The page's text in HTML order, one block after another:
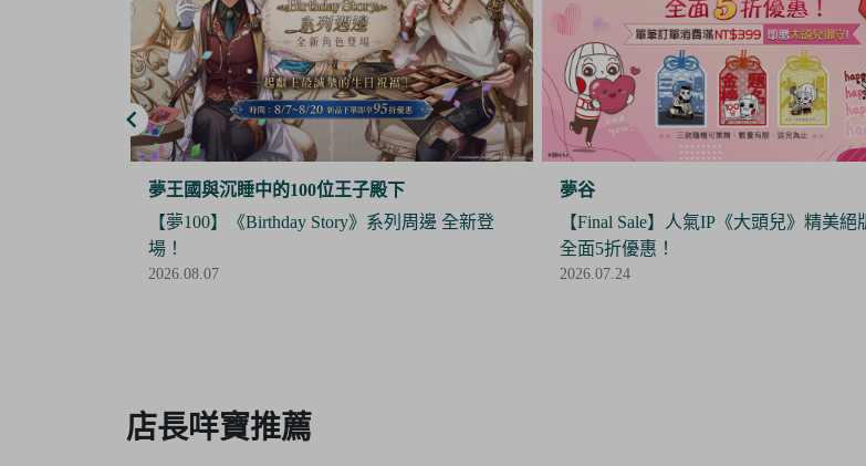
夢谷
【Final Sale】人氣IP《大頭兒》精美絕版周邊
全面5折優惠！
2026.07.24
夢王國與沉睡中的100位王子殿下
【夢100】限時抽抽樂《暮色中閃爍的
火》閃亮開抽！
2026.07.24
店長咩寶推薦